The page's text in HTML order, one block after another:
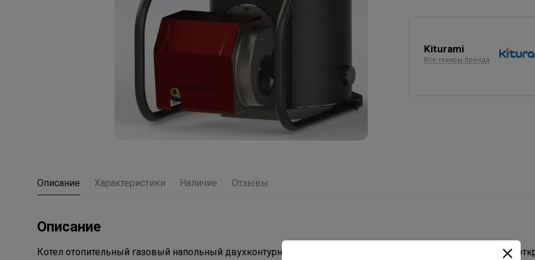
Kiturami
Все товары бренда
Описание Характеристики Наличие Отзывы
Описание
Котел отопительный газовый напольный двухконтурный с принудительной циркуляцией теплоносителя с